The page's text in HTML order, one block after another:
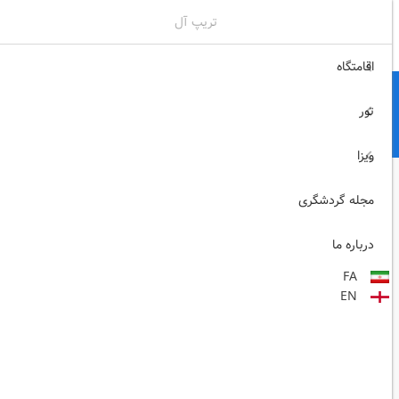
02171117717
تریپ آل
اقامتگاه
تور
ویزا
مجله گردشگری
درباره ما
FA
EN